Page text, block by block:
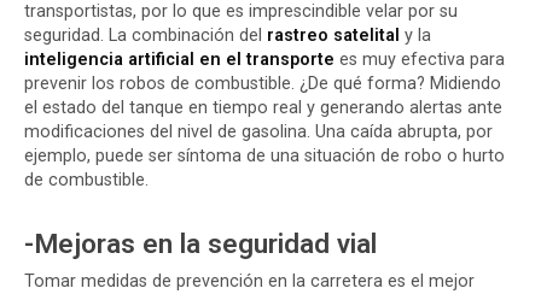
transportistas, por lo que es imprescindible velar por su
seguridad. La combinación del rastreo satelital y la
inteligencia artificial en el transporte es muy efectiva para
prevenir los robos de combustible. ¿De qué forma? Midiendo
el estado del tanque en tiempo real y generando alertas ante
modificaciones del nivel de gasolina. Una caída abrupta, por
ejemplo, puede ser síntoma de una situación de robo o hurto
de combustible.
-Mejoras en la seguridad vial
Tomar medidas de prevención en la carretera es el mejor